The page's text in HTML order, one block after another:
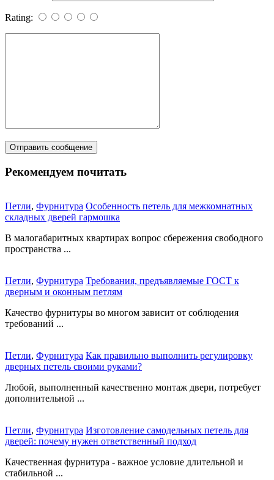
Rating:
Рекомендуем почитать
Петли, Фурнитура Особенность петель для межкомнатных
складных дверей гармошка
В малогабаритных квартирах вопрос сбережения свободного
пространства ...
Петли, Фурнитура Требования, предъявляемые ГОСТ к
дверным и оконным петлям
Качество фурнитуры во многом зависит от соблюдения
требований ...
Петли, Фурнитура Как правильно выполнить регулировку
дверных петель своими руками?
Любой, выполненный качественно монтаж двери, потребует
дополнительной ...
Петли, Фурнитура Изготовление самодельных петель для
дверей: почему нужен ответственный подход
Качественная фурнитура - важное условие длительной и
стабильной ...